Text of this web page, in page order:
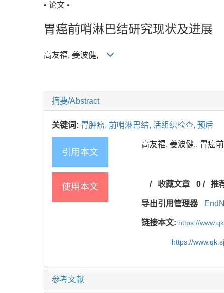
• 论文 •
胃癌前哨淋巴结研究现状及进展
高友福, 姜波健,
摘要/Abstract
关键词: 胃肿瘤, 前哨淋巴结, 活组织检查, 预后
引用本文
高友福, 姜波健,. 胃癌
使用本文 / 收藏文章 0/ 推
导出引用管理器
链接本文: https://
https://
参考文献